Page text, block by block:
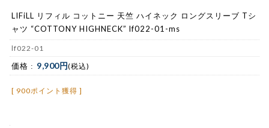
LIFiLL リフィル コットニー 天竺 ハイネック ロングスリーブ Tシ
ャツ “COTTONY HIGHNECK” lf022-01-ms
lf022-01
価格 : 9,900円(税込)
[ 900ポイント獲得 ]